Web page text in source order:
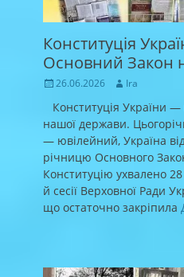
Конституція
Основний Закон
Posted
26.06.2026 Author
Ira
Конституція України
нашої держави.
— ювілейний, Україна
річницю Основного
Конституцію ухвалено
й сесії Верховної Ради
що остаточно закріпила